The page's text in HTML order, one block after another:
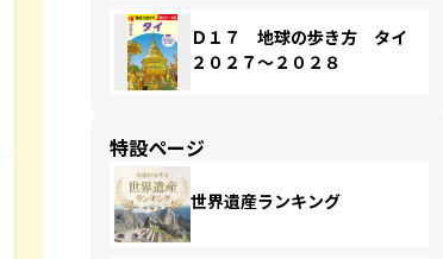
Ｄ１７ 地球の歩き方 タイ
２０２７～２０２８
特設ページ
世界遺産ランキング